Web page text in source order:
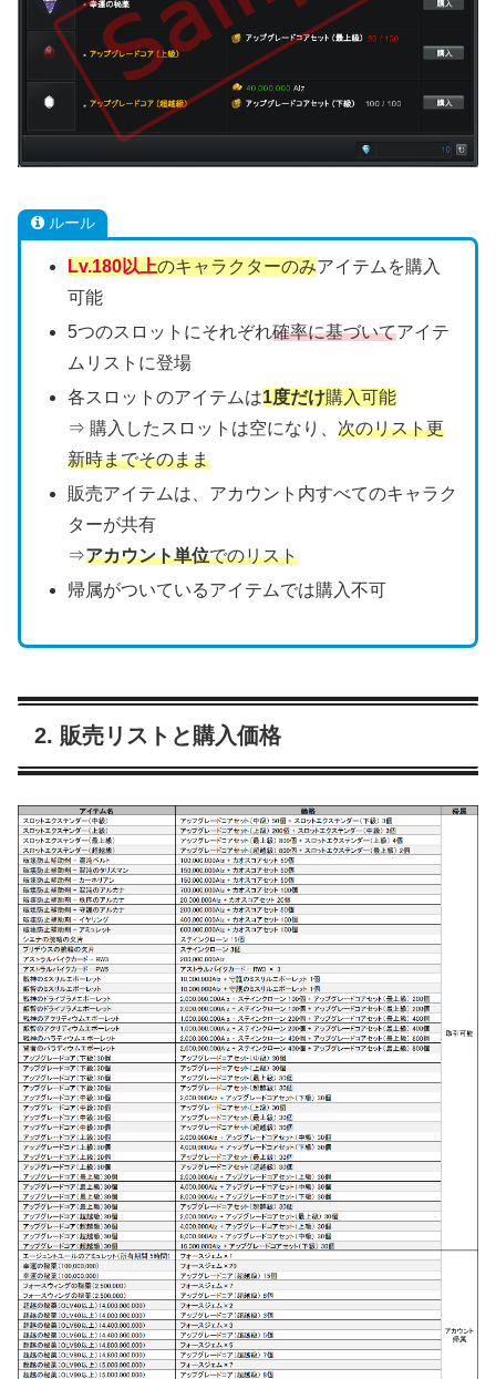
ルール
Lv.180以上のキャラクターのみアイテムを購入
可能
5つのスロットにそれぞれ確率に基づいてアイテ
ムリストに登場
各スロットのアイテムは1度だけ購入可能
⇒ 購入したスロットは空になり、 次のリスト更
新時までそのまま
販売アイテムは、アカウント内すべてのキャラク
ターが共有
⇒アカウント単位でのリスト
帰属がついているアイテムでは購入不可
2. 販売リストと購入価格